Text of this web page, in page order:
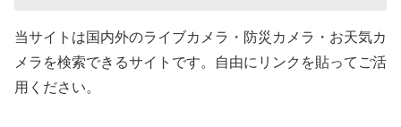
当サイトは国内外のライブカメラ・防災カメラ・お天気カ
メラを検索できるサイトです。自由にリンクを貼ってご活
用ください。